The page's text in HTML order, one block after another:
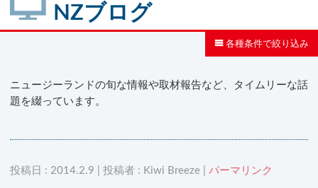
NZブログ
各種条件で絞り込み
ニュージーランドの旬な情報や取材報告など、タイムリーな話
題を綴っています。
投稿日 : 2014.2.9 | 投稿者 : Kiwi Breeze | パーマリンク